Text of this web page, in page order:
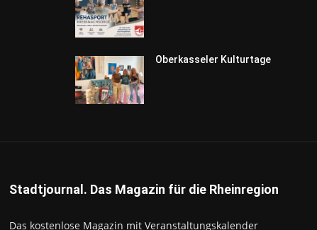
Oberkasseler Kulturtage
Stadtjournal. Das Magazin für die Rheinregion
Das kostenlose Magazin mit Veranstaltungskalender